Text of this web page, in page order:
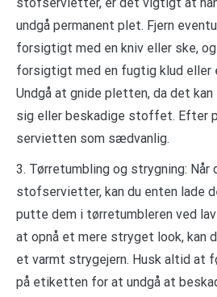
undgå permanent plet. Fjern
forsigtigt med en kniv eller ske,
forsigtigt med en fugtig klud eller
Undgå at gnide pletten, da det
sig eller beskadige stoffet. Efter
servietten som sædvanlig.
3. Tørretumbling og strygning: Når
stofservietter, kan du enten lade
putte dem i tørretumbleren ved
at opnå et mere stryget look, kan
et varmt strygejern. Husk altid at
på etiketten for at undgå at